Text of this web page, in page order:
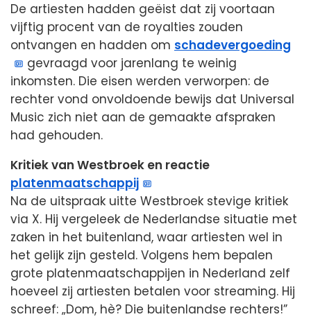
De artiesten hadden geëist dat zij voortaan
vijftig procent van de royalties zouden
ontvangen en hadden om schadevergoeding
gevraagd voor jarenlang te weinig
inkomsten. Die eisen werden verworpen: de
rechter vond onvoldoende bewijs dat Universal
Music zich niet aan de gemaakte afspraken
had gehouden.
Kritiek van Westbroek en reactie
platenmaatschappij
Na de uitspraak uitte Westbroek stevige kritiek
via X. Hij vergeleek de Nederlandse situatie met
zaken in het buitenland, waar artiesten wel in
het gelijk zijn gesteld. Volgens hem bepalen
grote platenmaatschappijen in Nederland zelf
hoeveel zij artiesten betalen voor streaming. Hij
schreef: „Dom, hè? Die buitenlandse rechters!”